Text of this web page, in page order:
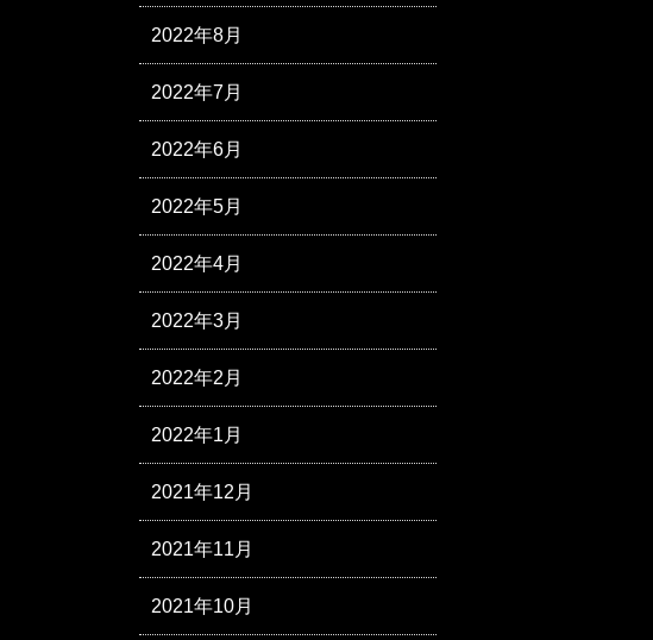
2022年8月
2022年7月
2022年6月
2022年5月
2022年4月
2022年3月
2022年2月
2022年1月
2021年12月
2021年11月
2021年10月